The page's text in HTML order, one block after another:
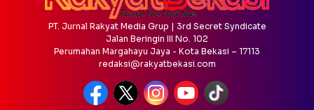
PT. Jurnal Rakyat Media Grup | 3rd Secret Syndicate
Jalan Beringin III No. 102
Perumahan Margahayu Jaya - Kota Bekasi – 17113
redaksi@rakyatbekasi.com